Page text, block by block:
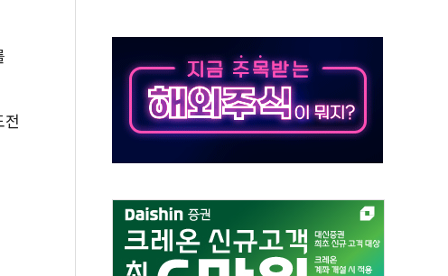
곡서 수위 상승으로 피서객 7명 고립…전원 구조
'별똥별 멍' 운영…페르세우스 유성우 관측
해안 시간당 50mm 이상 폭우…호우경보 발효
던 90대 숨져…온열질환 여부 조사